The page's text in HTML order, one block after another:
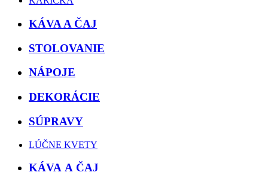
KÁVA A ČAJ
STOLOVANIE
NÁPOJE
DEKORÁCIE
SÚPRAVY
LÚČNE KVETY
KÁVA A ČAJ